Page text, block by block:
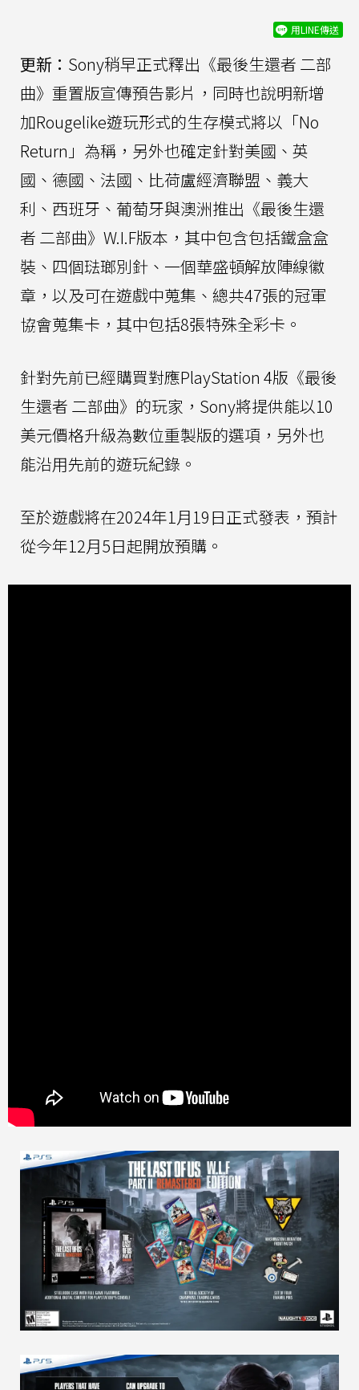
用LINE傳送
更新： Sony稍早正式釋出《最後生還者 二部
曲》重置版宣傳預告影片，同時也說明新增
加Rougelike遊玩形式的生存模式將以「No
Return」為稱，另外也確定針對美國、英
國、德國、法國、比荷盧經濟聯盟、義大
利、西班牙、葡萄牙與澳洲推出《最後生還
者 二部曲》W.I.F版本，其中包含包括鐵盒盒
裝、四個琺瑯別針、一個華盛頓解放陣線徽
章，以及可在遊戲中蒐集、總共47張的冠軍
協會蒐集卡，其中包括8張特殊全彩卡。
針對先前已經購買對應PlayStation 4版《最後
生還者 二部曲》的玩家，Sony將提供能以10
美元價格升級為數位重製版的選項，另外也
能沿用先前的遊玩紀錄。
至於遊戲將在2024年1月19日正式發表，預計
從今年12月5日起開放預購。